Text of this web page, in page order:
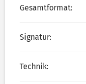
Gesamtformat:
Signatur:
Technik: